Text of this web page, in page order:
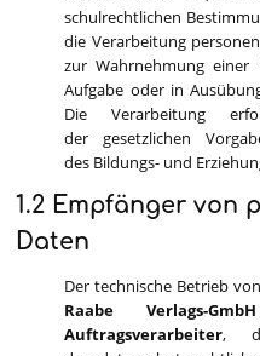
schulrechtlichen
die Verarbeitung
zur Wahrnehmung einer
Aufgabe oder in
Die Verarbeitung
der gesetzlichen
des Bildungs- und
1.2 Empfänger von
Daten
Der technische Betrieb
Raabe Verlags-GmbH
Auftragsverarbeiter,